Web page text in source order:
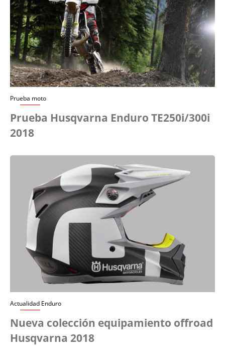
Prueba moto
Prueba Husqvarna Enduro TE250i/300i
2018
Actualidad Enduro
Nueva colección equipamiento offroad
Husqvarna 2018